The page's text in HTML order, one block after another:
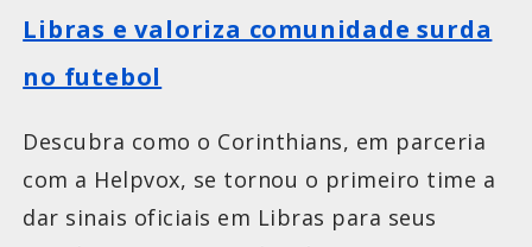
Libras e valoriza comunidade surda
no futebol
Descubra como o Corinthians, em parceria
com a Helpvox, se tornou o primeiro time a
dar sinais oficiais em Libras para seus